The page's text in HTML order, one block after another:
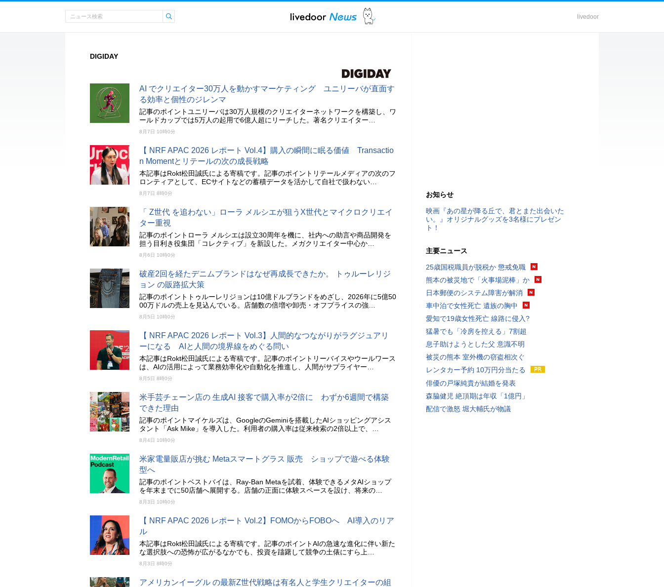
livedoor
DIGIDAY
AI でクリエイター30万人を動かすマーケティング ユニリーバが直面す
る効率と個性のジレンマ
記事のポイントユニリーバは30万人規模のクリエイターネットワークを構築し、ワ
ールドカップでは5万人の起用で6億人超にリーチした。著名クリエイター…
8月7日 10時0分
【 NRF APAC 2026 レポート Vol.4】購入の瞬間に眠る価値 Transactio
n Momentとリテールの次の成長戦略
本記事はRokt松田誠氏による寄稿です。記事のポイントリテールメディアの次のフ
ロンティアとして、ECサイトなどの蓄積データを活かして自社で扱わない…
8月7日 8時0分
「 Z世代 を追わない」ローラ メルシエが狙うX世代とマイクロクリエイ
ター重視
記事のポイントローラ メルシエは設立30周年を機に、社内への助言や商品開発を
担う目利き役集団「コレクティブ」を新設した。メガクリエイター中心か…
8月6日 10時0分
破産2回を経たデニムブランドはなぜ再成長できたか。 トゥルーレリジ
ョン の販路拡大策
記事のポイントトゥルーレリジョンは10億ドルブランドをめざし、2026年に5億50
00万ドルの売上を見込んでいる。店舗数の倍増や卸売・オフプライスの強…
8月5日 10時0分
【 NRF APAC 2026 レポート Vol.3】人間的なつながりがラグジュアリ
ーになる AIと人間の境界線をめぐる問い
本記事はRokt松田誠氏による寄稿です。記事のポイントリーバイスやウールワース
は、AIの活用によって業務効率化や自動化を推進し、人間がサプライヤー…
8月5日 8時0分
米手芸チェーン店の 生成AI 接客で購入率が2倍に わずか6週間で構築
できた理由
記事のポイントマイケルズは、GoogleのGeminiを搭載したAIショッピングアシス
タント「Ask Mike」を導入した。利用者の購入率は従来検索の2倍以上で、…
8月4日 10時0分
米家電量販店が挑む Metaスマートグラス 販売 ショップで遊べる体験
型へ
記事のポイントベストバイは、Ray-Ban Metaを試着、体験できるメタAIショップ
を年末までに50店舗へ展開する。店舗の正面に体験スペースを設け、将来の…
8月3日 10時0分
【 NRF APAC 2026 レポート Vol.2】FOMOからFOBOへ AI導入のリア
ル
本記事はRokt松田誠氏による寄稿です。記事のポイントAIの急速な進化に伴い新た
な選択肢への恐怖が広がるなかでも、投資を躊躇して競争の土俵にすら上…
8月3日 8時0分
アメリカンイーグル の最新Z世代戦略は有名人と学生クリエイターの組
お知らせ
映画『あの星が降る丘で、君とまた出会いた
い。』オリジナルグッズを3名様にプレゼン
ト！
主要ニュース
25歳国税職員が脱税か 懲戒免職
熊本の被災地で「火事場泥棒」か
日本郵便のシステム障害が解消
車中泊で女性死亡 遺族の胸中
愛知で19歳女性死亡 線路に侵入?
猛暑でも「冷房を控える」7割超
息子助けようとした父 意識不明
被災の熊本 室外機の窃盗相次ぐ
レンタカー予約 10万円分当たる
俳優の戸塚純貴が結婚を発表
森脇健児 絶頂期は年収「1億円」
配信で激怒 堀大輔氏が物議